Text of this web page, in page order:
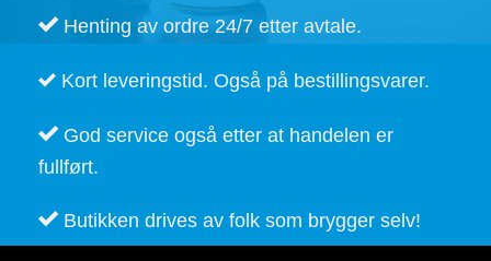
Henting av ordre 24/7 etter avtale.
Kort leveringstid. Også på bestillingsvarer.
God service også etter at handelen er
fullført.
Butikken drives av folk som brygger selv!